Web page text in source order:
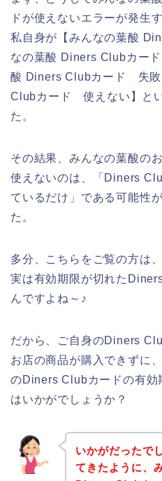
ドが使えないエラーが発生
私自身が【みんなの葉酸
なの葉酸 Diners Clubカー
酸 Diners Clubカード 失敗
Clubカード 使えない】と
た。
その結果、みんなの葉酸の
使えないのは、「Diners
ているだけ」である可能性
た。
多分、こちらをご覧の方は
実は有効期限が切れた
んですよね～♪
だから、ご自身のDiners
お店の商品が購入できずに
のDiners Clubカードの有効
はいかがでしょうか？
いかがだったで
てきたように、